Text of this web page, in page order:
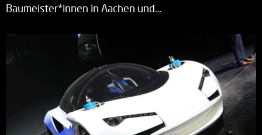
Baumeister*innen in Aachen und…